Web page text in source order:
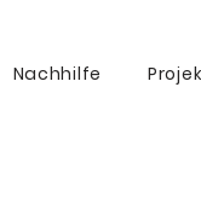
Nachhilfe